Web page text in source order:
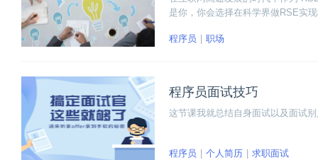
是你，你会选择在科学界做RSE实
程序员 职场
程序员面试技巧
这节课我就总结自身面试以及面试
程序员 个人简历 求职面试